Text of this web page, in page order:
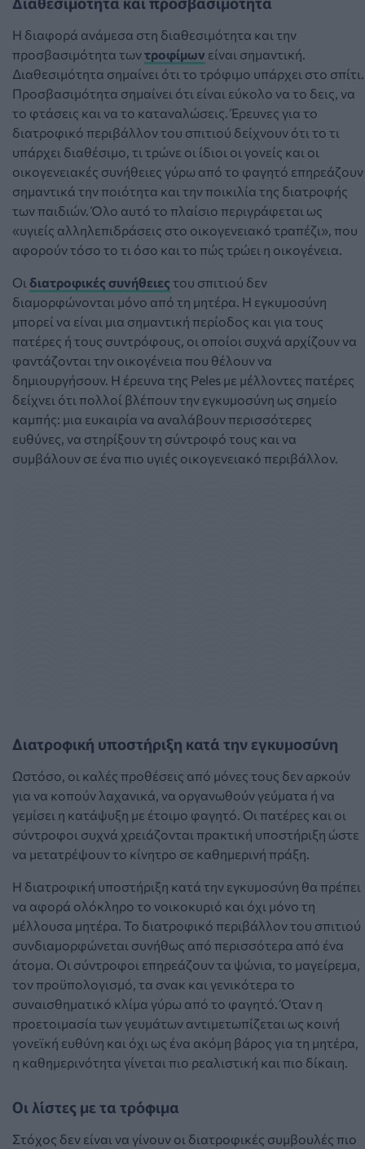
Η διαφορά ανάμεσα στη διαθεσιμότητα και την
προσβασιμότητα τωντροφίμων είναι σημαντική.
Διαθεσιμότητα σημαίνει ότι το τρόφιμο υπάρχει στο σπίτι.
Προσβασιμότητα σημαίνει ότι είναι εύκολο να το δεις, να
το φτάσεις και να το καταναλώσεις. Έρευνες για το
διατροφικό περιβάλλον του σπιτιού δείχνουν ότι το τι
υπάρχει διαθέσιμο, τι τρώνε οι ίδιοι οι γονείς και οι
οικογενειακές συνήθειες γύρω από το φαγητό επηρεάζουν
σημαντικά την ποιότητα και την ποικιλία της διατροφής
των παιδιών. Όλο αυτό το πλαίσιο περιγράφεται ως
«υγιείς αλληλεπιδράσεις στο οικογενειακό τραπέζι», που
αφορούν τόσο το τι όσο και το πώς τρώει η οικογένεια.
Οι διατροφικές συνήθειες του σπιτιού δεν
διαμορφώνονται μόνο από τη μητέρα. Η εγκυμοσύνη
μπορεί να είναι μια σημαντική περίοδος και για τους
πατέρες ή τους συντρόφους, οι οποίοι συχνά αρχίζουν να
φαντάζονται την οικογένεια που θέλουν να
δημιουργήσουν. Η έρευνα της Peles με μέλλοντες πατέρες
δείχνει ότι πολλοί βλέπουν την εγκυμοσύνη ως σημείο
καμπής: μια ευκαιρία να αναλάβουν περισσότερες
ευθύνες, να στηρίξουν τη σύντροφό τους και να
συμβάλουν σε ένα πιο υγιές οικογενειακό περιβάλλον.
Διατροφική υποστήριξη κατά την εγκυμοσύνη
Ωστόσο, οι καλές προθέσεις από μόνες τους δεν αρκούν
για να κοπούν λαχανικά, να οργανωθούν γεύματα ή να
γεμίσει η κατάψυξη με έτοιμο φαγητό. Οι πατέρες και οι
σύντροφοι συχνά χρειάζονται πρακτική υποστήριξη ώστε
να μετατρέψουν το κίνητρο σε καθημερινή πράξη.
Η διατροφική υποστήριξη κατά την εγκυμοσύνη θα πρέπει
να αφορά ολόκληρο το νοικοκυριό και όχι μόνο τη
μέλλουσα μητέρα. Το διατροφικό περιβάλλον του σπιτιού
συνδιαμορφώνεται συνήθως από περισσότερα από ένα
άτομα. Οι σύντροφοι επηρεάζουν τα ψώνια, το μαγείρεμα,
τον προϋπολογισμό, τα σνακ και γενικότερα το
συναισθηματικό κλίμα γύρω από το φαγητό. Όταν η
προετοιμασία των γευμάτων αντιμετωπίζεται ως κοινή
γονεϊκή ευθύνη και όχι ως ένα ακόμη βάρος για τη μητέρα,
η καθημερινότητα γίνεται πιο ρεαλιστική και πιο δίκαιη.
Οι λίστες με τα τρόφιμα
Στόχος δεν είναι να γίνουν οι διατροφικές συμβουλές πιο